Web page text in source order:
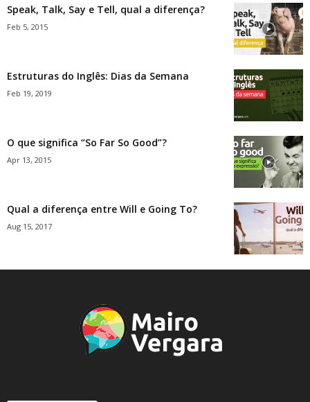
Speak, Talk, Say e Tell, qual a diferença?
Feb 5, 2015
Estruturas do Inglês: Dias da Semana
Feb 19, 2019
O que significa “So Far So Good”?
Apr 13, 2015
Qual a diferença entre Will e Going To?
Aug 15, 2017